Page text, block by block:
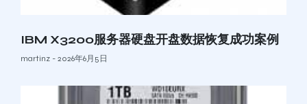
IBM X3200服务器硬盘开盘数据恢复成功案例
martinz 2026年6月5日